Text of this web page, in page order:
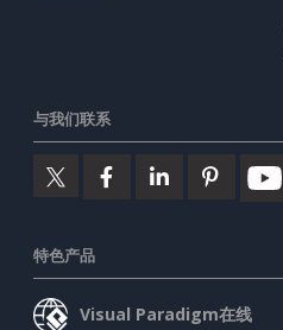
与我们联系
特色产品
Visual Paradigm在线